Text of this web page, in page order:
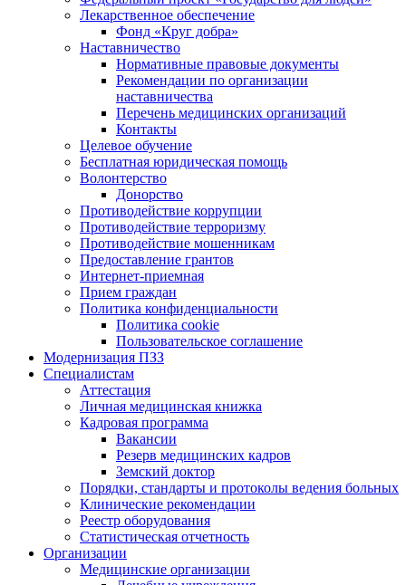
Лекарственное обеспечение
Фонд «Круг добра»
Наставничество
Нормативные правовые документы
Рекомендации по организации
наставничества
Перечень медицинских организаций
Контакты
Целевое обучение
Бесплатная юридическая помощь
Волонтерство
Донорство
Противодействие коррупции
Противодействие терроризму
Противодействие мошенникам
Предоставление грантов
Интернет-приемная
Прием граждан
Политика конфиденциальности
Политика cookie
Пользовательское соглашение
Модернизация ПЗЗ
Специалистам
Аттестация
Личная медицинская книжка
Кадровая программа
Вакансии
Резерв медицинских кадров
Земский доктор
Порядки, стандарты и протоколы ведения больных
Клинические рекомендации
Реестр оборудования
Статистическая отчетность
Организации
Медицинские организации